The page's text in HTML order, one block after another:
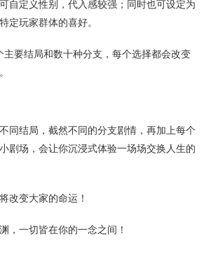
自定义性别，代入感较强；同时也可设定为
定玩家群体的喜好。
主要结局和数十种分支，每个选择都会改变
同结局，截然不同的分支剧情，再加上每个
剧场，会让你沉浸式体验一场场交换人生的
改变大家的命运！
，一切皆在你的一念之间！